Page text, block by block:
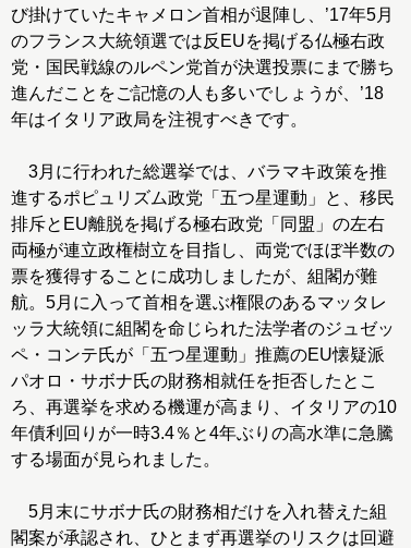
び掛けていたキャメロン首相が退陣し、’17年5月
のフランス大統領選では反EUを掲げる仏極右政
党・国民戦線のルペン党首が決選投票にまで勝ち
進んだことをご記憶の人も多いでしょうが、’18
年はイタリア政局を注視すべきです。
3月に行われた総選挙では、バラマキ政策を推
進するポピュリズム政党「五つ星運動」と、移民
排斥とEU離脱を掲げる極右政党「同盟」の左右
両極が連立政権樹立を目指し、両党でほぼ半数の
票を獲得することに成功しましたが、組閣が難
航。5月に入って首相を選ぶ権限のあるマッタレ
ッラ大統領に組閣を命じられた法学者のジュゼッ
ペ・コンテ氏が「五つ星運動」推薦のEU懐疑派
パオロ・サボナ氏の財務相就任を拒否したとこ
ろ、再選挙を求める機運が高まり、イタリアの10
年債利回りが一時3.4％と4年ぶりの高水準に急騰
する場面が見られました。
5月末にサボナ氏の財務相だけを入れ替えた組
閣案が承認され、ひとまず再選挙のリスクは回避